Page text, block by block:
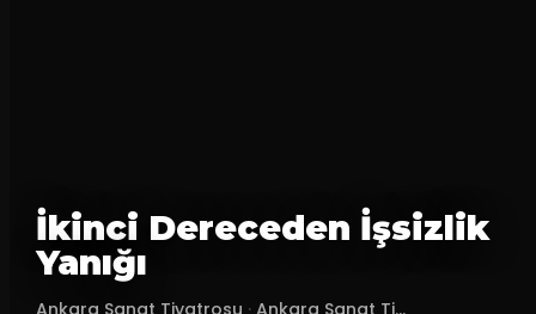
İkinci Dereceden İşsizlik
Yanığı
Ankara Sanat Tiyatrosu · Ankara Sanat Ti...